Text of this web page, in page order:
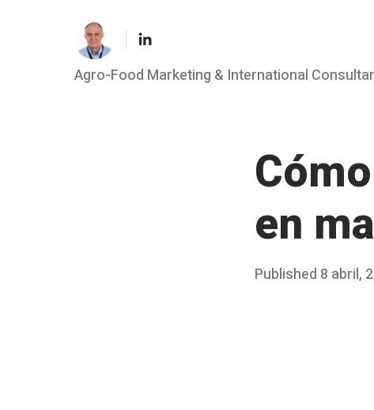
LinkedIn
Agro-Food Marketing & International
en
Posted
Published 8 abril,